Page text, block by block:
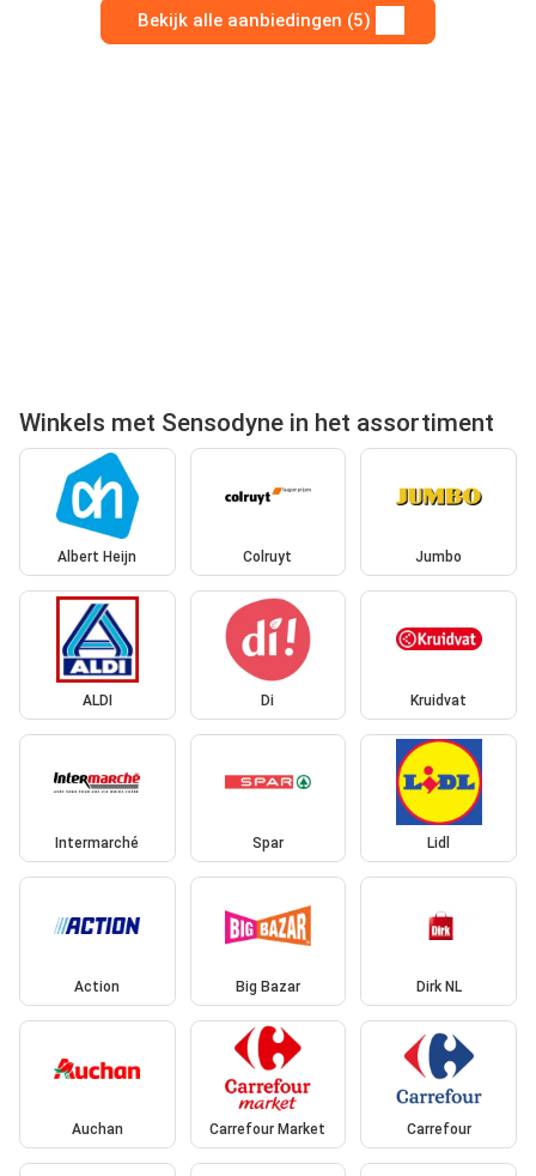
Bekijk alle aanbiedingen (5)
Winkels met Sensodyne in het assortiment
Albert Heijn Colruyt Jumbo
ALDI Di Kruidvat
Intermarché Spar Lidl
Action Big Bazar Dirk NL
Auchan Carrefour Market Carrefour